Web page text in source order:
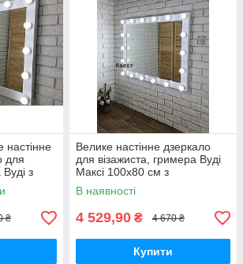
настінне
для
з
100х80
₴
Велике настінне дзеркало
для візажиста, гримера Вуді
Максі 100х80 см з
лампочками
В наявності
4 529,90 ₴ 4 670 ₴
Купити